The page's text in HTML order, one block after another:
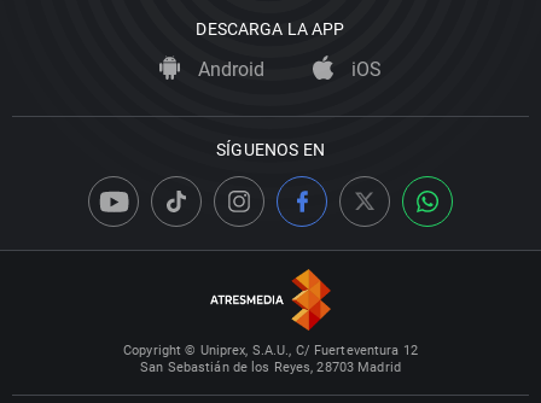
DESCARGA LA APP
Android iOS
SÍGUENOS EN
Copyright © Uniprex, S.A.U., C/ Fuerteventura 12
San Sebastián de los Reyes, 28703 Madrid